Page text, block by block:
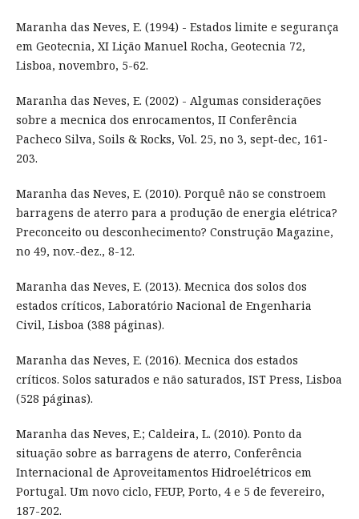
Maranha das Neves, E. (1994) - Estados limite e segurança
em Geotecnia, XI Lição Manuel Rocha, Geotecnia 72,
Lisboa, novembro, 5-62.
Maranha das Neves, E. (2002) - Algumas considerações
sobre a mecnica dos enrocamentos, II Conferência
Pacheco Silva, Soils & Rocks, Vol. 25, no 3, sept-dec, 161-
203.
Maranha das Neves, E. (2010). Porquê não se constroem
barragens de aterro para a produção de energia elétrica?
Preconceito ou desconhecimento? Construção Magazine,
no 49, nov.-dez., 8-12.
Maranha das Neves, E. (2013). Mecnica dos solos dos
estados críticos, Laboratório Nacional de Engenharia
Civil, Lisboa (388 páginas).
Maranha das Neves, E. (2016). Mecnica dos estados
críticos. Solos saturados e não saturados, IST Press, Lisboa
(528 páginas).
Maranha das Neves, E.; Caldeira, L. (2010). Ponto da
situação sobre as barragens de aterro, Conferência
Internacional de Aproveitamentos Hidroelétricos em
Portugal. Um novo ciclo, FEUP, Porto, 4 e 5 de fevereiro,
187-202.